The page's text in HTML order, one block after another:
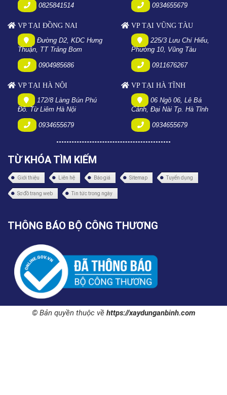
0825841514 0934655679
VP TẠI ĐỒNG NAI
Đường D2, KDC Hưng
Thuận, TT Trảng Bom
0904985686
VP TẠI VŨNG TÀU
225/3 Lưu Chí Hiếu,
Phường 10, Vũng Tàu
0911676267
VP TẠI HÀ NỘI
172/8 Làng Bún Phú
Đô. Từ Liêm Hà Nội
0934655679
VP TẠI HÀ TĨNH
06 Ngõ 06, Lê Bá
Cảnh, Đại Nài Tp. Hà Tĩnh
0934655679
TỪ KHÓA TÌM KIẾM
Giới thiệu Liên hệ Báo giá Sitemap Tuyển dụng
Sơ đồ trang web Tin tức trong ngày
THÔNG BÁO BỘ CÔNG THƯƠNG
© Bản quyền thuộc về https://xaydunganbinh.com